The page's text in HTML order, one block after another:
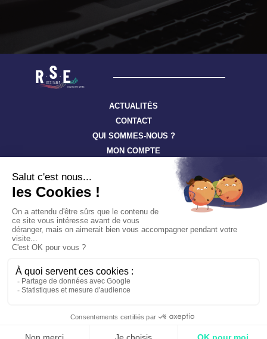
ACTUALITÉS
CONTACT
QUI SOMMES-NOUS ?
MON COMPTE
Suivez toute l’actualité à travers nos newsletters
S'ABONNER
Tous droits réservés ©